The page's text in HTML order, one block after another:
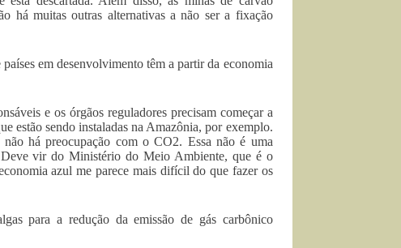
há muitas outras alternativas a não ser a fixação
em desenvolvimento têm a partir da economia
e os órgãos reguladores precisam começar a
estão sendo instaladas na Amazônia, por exemplo.
há preocupação com o CO2. Essa não é uma
vir do Ministério do Meio Ambiente, que é o
azul me parece mais difícil do que fazer os
para a redução da emissão de gás carbônico